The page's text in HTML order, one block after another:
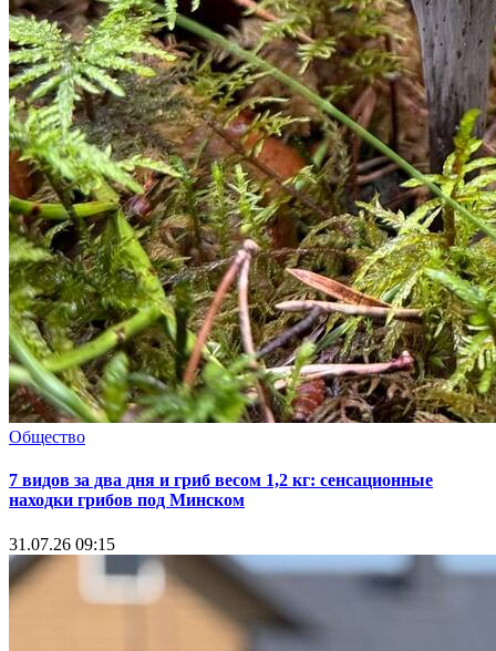
Общество
7 видов за два дня и гриб весом 1,2 кг: сенсационные
находки грибов под Минском
31.07.26 09:15